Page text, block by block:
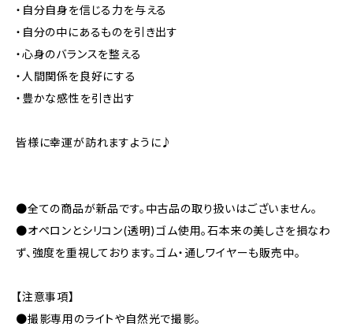
・自分自身を信じる力を与える
・自分の中にあるものを引き出す
・心身のバランスを整える
・人間関係を良好にする
・豊かな感性を引き出す
皆様に幸運が訪れますように♪
●全ての商品が新品です。中古品の取り扱いはございません。
●オペロンとシリコン(透明)ゴム使用。石本来の美しさを損なわ
ず、強度を重視しております。ゴム・通しワイヤーも販売中。
【注意事項】
●撮影専用のライトや自然光で撮影。